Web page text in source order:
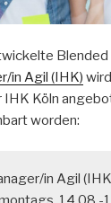
in Agil (IHK)
IHK Köln
worden:
in Agil